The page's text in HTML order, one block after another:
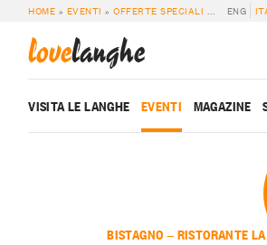
HOME » EVENTI »OFFERTE SPECIALI VISITA IN
ENG
lovelanghe
VISITA LE LANGHE EVENTI MAGAZINE
BISTAGNO — RISTORANTE LA